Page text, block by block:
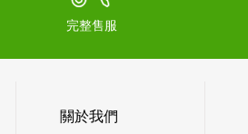
完整售服
關於我們